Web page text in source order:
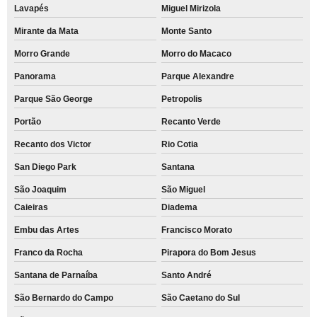
Lavapés Miguel Mirizola
Mirante da Mata Monte Santo
Morro Grande Morro do Macaco
Panorama Parque Alexandre
Parque São George Petropolis
Portão Recanto Verde
Recanto dos Victor Rio Cotia
San Diego Park Santana
São Joaquim
São Miguel
Caieiras
Diadema
Embu das Artes Francisco Morato
Franco da Rocha Pirapora do Bom Jesus
Santana de Parnaíba Santo André
São Bernardo do Campo São Caetano do Sul